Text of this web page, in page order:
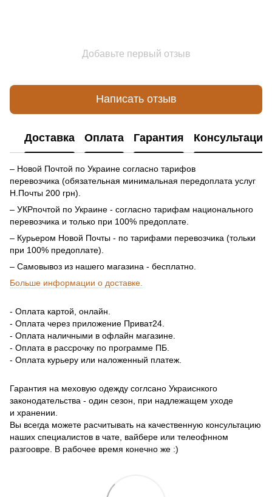
Добавьте первый отзыв
Написать отзыв
Доставка Оплата Гарантия Консультация
– Новой Почтой по Украине согласно тарифов
перевозчика (обязательная минимальная передоплата услуг
Н.Почты 200 грн).
– УКРпочтой по Украине - согласно тарифам национального
перевозчика и только при 100% предоплате.
– Курьером Новой Почты - по тарифами перевозчика (тольки
при 100% предоплате).
– Самовывоз из нашего магазина - бесплатно.
Больше информации о доставке.
- Оплата картой, онлайн.
- Оплата через приложение Приват24.
- Оплата наличными в офлайн магазине.
- Оплата в рассрочку по программе ПБ.
- Оплата курьеру или наложенный платеж.
Гарантия на меховую одежду соглсано Украиснкого
законодательства - один сезон, при надлежащем уходе
и хранении.
Вы всегда можете расчитывать на качественную консультацию
наших специалистов в чате, вайбере или телеофнном
разгоовре. В рабочее время конечно же :)